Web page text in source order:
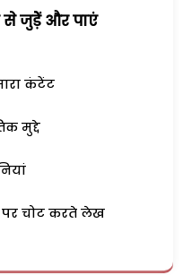
से जुड़ेें और पाएं
कंटेंट
मुद्दे
चोट करते लेख